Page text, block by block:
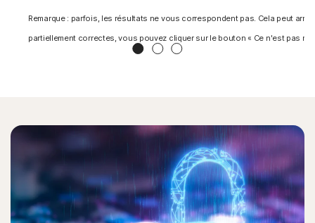
Remarque : parfois, les résultats ne vous correspondent pas. Cela peut
partiellement correctes, vous pouvez cliquer sur le bouton « Ce n'est pas
Slide 1 Slide 2 Slide 3